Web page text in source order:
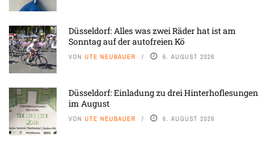
Düsseldorf: Alles was zwei Räder hat ist am
Sonntag auf der autofreien Kö
VON UTE NEUBAUER 6. AUGUST 2026
Düsseldorf: Einladung zu drei Hinterhoflesungen
im August
VON UTE NEUBAUER 6. AUGUST 2026